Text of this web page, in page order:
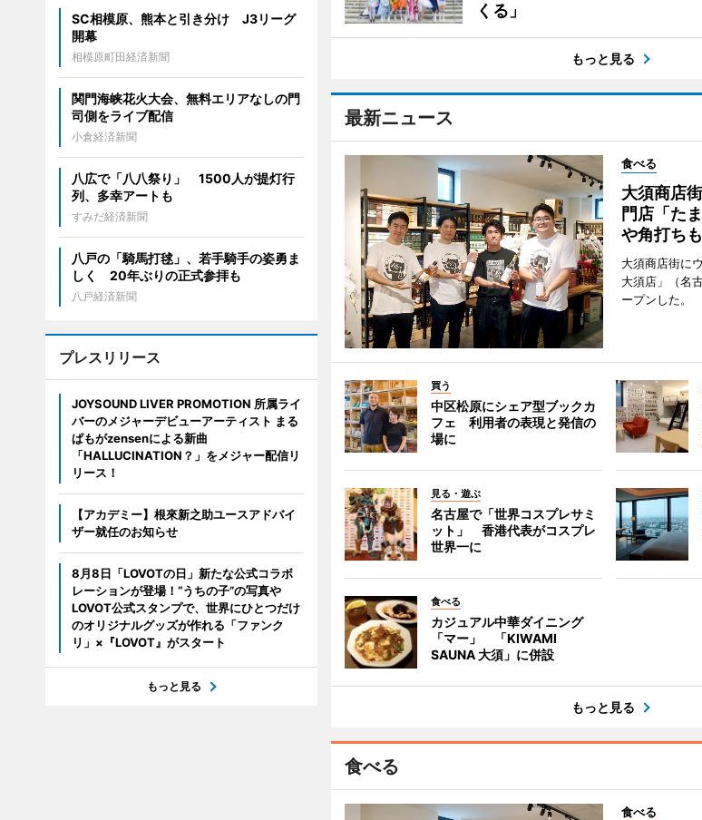
くる」
もっと見る
最新ニュース
食べる
大須商店
門店「た
や角打ちも
大須商店街に
大須店」（名
ープンした。
買う
中区松原にシェア型ブックカ
フェ 利用者の表現と発信の
場に
見る・遊ぶ
名古屋で「世界コスプレサミ
ット」 香港代表がコスプレ
世界一に
食べる
カジュアル中華ダイニング
「マー」 「KIWAMI
SAUNA 大須」に併設
もっと見る
食べる
食べる
SC相模原、熊本と引き分け J3リーグ
開幕
相模原町田経済新聞
関門海峡花火大会、無料エリアなしの門
司側をライブ配信
小倉経済新聞
八広で「八八祭り」 1500人が提灯行
列、多幸アートも
すみだ経済新聞
八戸の「騎馬打毬」、若手騎手の姿勇ま
しく 20年ぶりの正式参拝も
八戸経済新聞
プレスリリース
JOYSOUND LIVER PROMOTION 所属ライ
バーのメジャーデビューアーティスト まる
ぱもがzensenによる新曲
「HALLUCINATION？」をメジャー配信リ
リース！
【アカデミー】根來新之助ユースアドバイ
ザー就任のお知らせ
8月8日「LOVOTの日」新たな公式コラボ
レーションが登場！“うちの子”の写真や
LOVOT公式スタンプで、世界にひとつだけ
のオリジナルグッズが作れる「ファンク
リ」×『LOVOT』がスタート
もっと見る